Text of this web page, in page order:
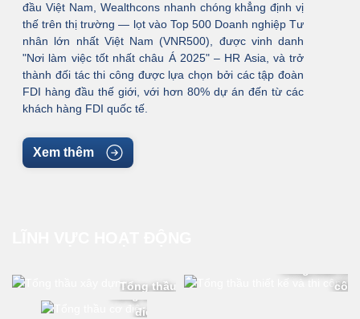
đầu Việt Nam, Wealthcons nhanh chóng khẳng định vị
thế trên thị trường — lọt vào Top 500 Doanh nghiệp Tư
nhân lớn nhất Việt Nam (VNR500), được vinh danh
"Nơi làm việc tốt nhất châu Á 2025" – HR Asia, và trở
thành đối tác thi công được lựa chọn bởi các tập đoàn
FDI hàng đầu thế giới, với hơn 80% dự án đến từ các
khách hàng FDI quốc tế.
Xem thêm
Tổng thầu xây dựng
Tổng thầu cơ
điện